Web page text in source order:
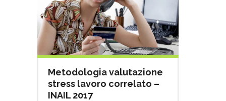
Metodologia valutazione
stress lavoro correlato –
INAIL 2017